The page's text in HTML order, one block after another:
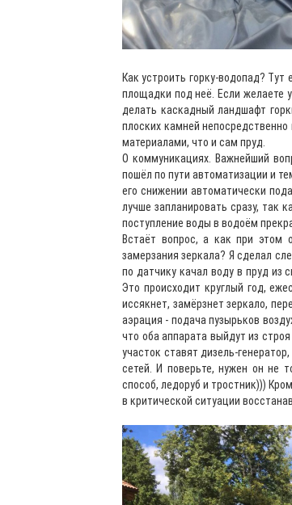
Как устроить горку-водопад?
площадки под неё. Если желаете
делать каскадный ландшафт
плоских камней
материалами, что и сам пруд.
О коммуникациях. Важнейший
пошёл по пути автоматизации и
его снижении автоматически
лучше запланировать сразу, так
поступление воды в водоём
Встаёт вопрос, а как при этом
замерзания зеркала? Я сделал
по датчику качал воду в пруд из
Это происходит круглый год,
иссякнет, замёрзнет зеркало,
аэрация - подача пузырьков
что оба аппарата выйдут из
участок ставят дизель-
сетей. И поверьте, нужен он не
способ, ледоруб и тростник)))
в критической ситуации